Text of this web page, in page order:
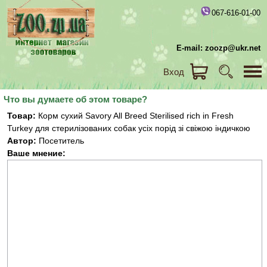
067-616-01-00
E-mail: zoozp@ukr.net
Вход
Что вы думаете об этом товаре?
Товар: Корм сухий Savory All Breed Sterilised rich in Fresh
Turkey для стерилізованих собак усіх порід зі свіжою індичкою
Автор: Посетитель
Ваше мнение: